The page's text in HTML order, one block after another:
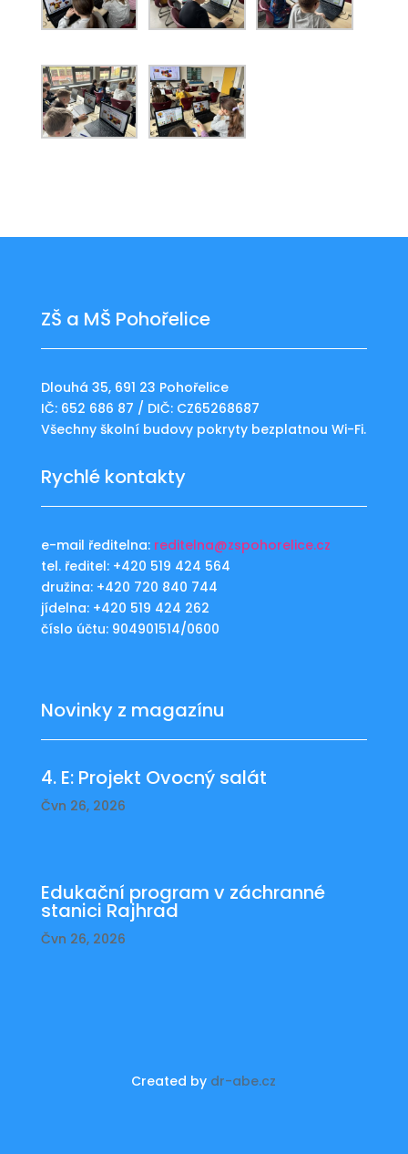
ZŠ a MŠ Pohořelice
Dlouhá 35, 691 23 Pohořelice
IČ: 652 686 87 / DIČ: CZ65268687
Všechny školní budovy pokryty bezplatnou Wi-Fi.
Rychlé kontakty
e-mail ředitelna: reditelna@zspohorelice.cz
tel. ředitel: +420 519 424 564
družina: +420 720 840 744
jídelna: +420 519 424 262
číslo účtu: 904901514/0600
Novinky z magazínu
4. E: Projekt Ovocný salát
Čvn 26, 2026
Edukační program v záchranné
stanici Rajhrad
Čvn 26, 2026
Created by dr-abe.cz